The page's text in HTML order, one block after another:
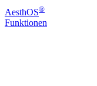
AesthOS®
Funktionen